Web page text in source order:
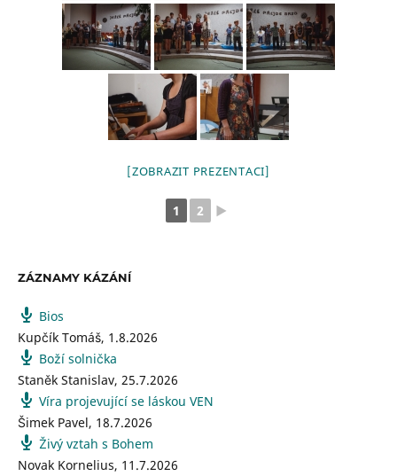
[ZOBRAZIT PREZENTACI]
1 2 ►
ZÁZNAMY KÁZÁNÍ
Bios
Kupčík Tomáš, 1.8.2026
Boží solnička
Staněk Stanislav, 25.7.2026
Víra projevující se láskou VEN
Šimek Pavel, 18.7.2026
Živý vztah s Bohem
Novak Kornelius, 11.7.2026